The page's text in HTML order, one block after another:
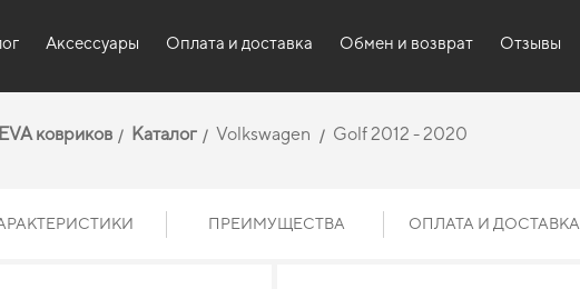
Аксессуары Оплата и доставка Обмен и возврат Отзывы
ковриков Каталог Volkswagen Golf 2012 - 2020
ПРЕИМУЩЕСТВА ОПЛАТА И ДОСТАВКА